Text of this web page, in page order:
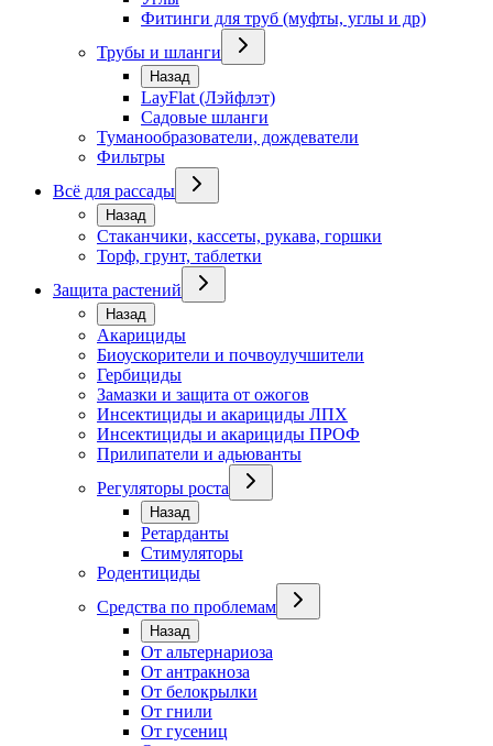
Фитинги для труб (муфты, углы и др)
Трубы и шланги
Назад
LayFlat (Лэйфлэт)
Садовые шланги
Туманообразователи, дождеватели
Фильтры
Всё для рассады
Назад
Стаканчики, кассеты, рукава, горшки
Торф, грунт, таблетки
Защита растений
Назад
Акарициды
Биоускорители и почвоулучшители
Гербициды
Замазки и защита от ожогов
Инсектициды и акарициды ЛПХ
Инсектициды и акарициды ПРОФ
Прилипатели и адьюванты
Регуляторы роста
Назад
Ретарданты
Стимуляторы
Родентициды
Средства по проблемам
Назад
От альтернариоза
От антракноза
От белокрылки
От гнили
От гусениц